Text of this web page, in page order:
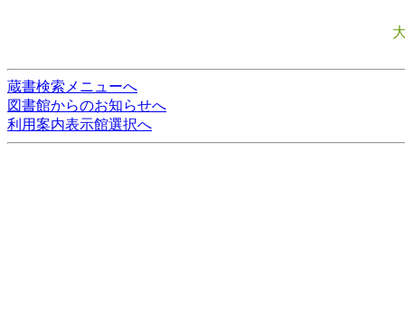
蔵書検索メニューへ
図書館からのお知らせへ
利用案内表示館選択へ